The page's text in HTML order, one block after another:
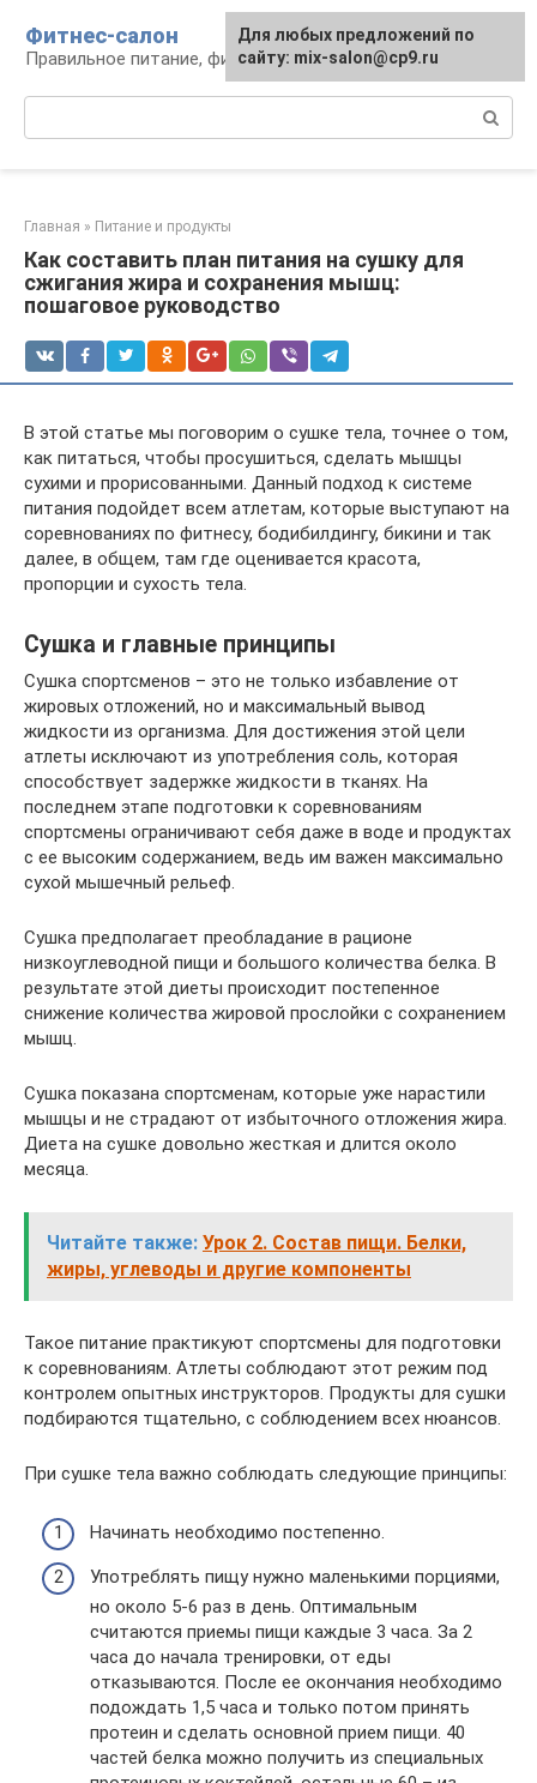
контенту
Фитнес-салон
Правильное питание, фитнес, образ жизни
Главная » Питание и продукты
Как составить план питания на сушку для
сжигания жира и сохранения мышц:
пошаговое руководство
В этой статье мы поговорим о сушке тела, точнее о том,
как питаться, чтобы просушиться, сделать мышцы
сухими и прорисованными. Данный подход к системе
питания подойдет всем атлетам, которые выступают на
соревнованиях по фитнесу, бодибилдингу, бикини и так
далее, в общем, там где оценивается красота,
пропорции и сухость тела.
Сушка и главные принципы
Сушка спортсменов – это не только избавление от
жировых отложений, но и максимальный вывод
жидкости из организма. Для достижения этой цели
атлеты исключают из употребления соль, которая
способствует задержке жидкости в тканях. На
последнем этапе подготовки к соревнованиям
спортсмены ограничивают себя даже в воде и продуктах
с ее высоким содержанием, ведь им важен максимально
сухой мышечный рельеф.
Сушка предполагает преобладание в рационе
низкоуглеводной пищи и большого количества белка. В
результате этой диеты происходит постепенное
снижение количества жировой прослойки с сохранением
мышц.
Сушка показана спортсменам, которые уже нарастили
мышцы и не страдают от избыточного отложения жира.
Диета на сушке довольно жесткая и длится около
месяца.
Читайте также: Урок 2. Состав пищи. Белки,
жиры, углеводы и другие компоненты
Такое питание практикуют спортсмены для подготовки
к соревнованиям. Атлеты соблюдают этот режим под
контролем опытных инструкторов. Продукты для сушки
подбираются тщательно, с соблюдением всех нюансов.
При сушке тела важно соблюдать следующие принципы:
Начинать необходимо постепенно.
Употреблять пищу нужно маленькими порциями,
но около 5-6 раз в день. Оптимальным
считаются приемы пищи каждые 3 часа. За 2
часа до начала тренировки, от еды
отказываются. После ее окончания необходимо
подождать 1,5 часа и только потом принять
протеин и сделать основной прием пищи. 40
частей белка можно получить из специальных
Для любых предложений по
сайту: mix-salon@cp9.ru